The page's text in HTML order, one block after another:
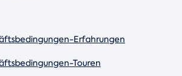
Erfahrungen
Touren